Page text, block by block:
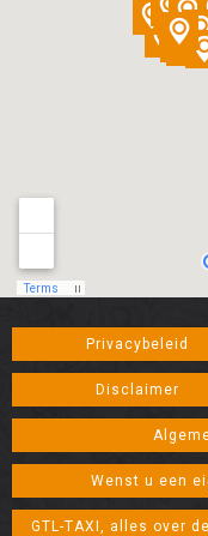
Privacybeleid
Disclaimer
Wenst u een
GTL-TAXI, alles over